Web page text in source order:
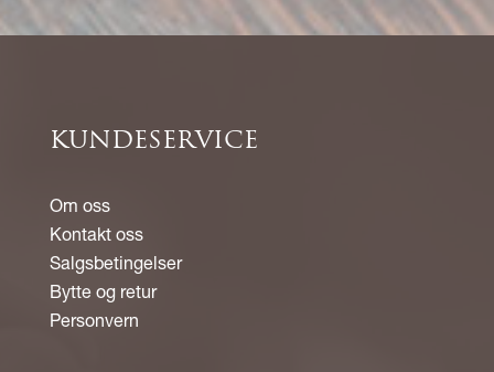
KUNDESERVICE
Om oss
Kontakt oss
Salgsbetingelser
Bytte og retur
Personvern